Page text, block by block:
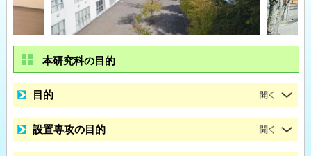
本研究科の目的
目的
設置専攻の目的